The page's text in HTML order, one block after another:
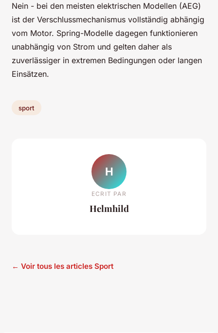
Nein - bei den meisten elektrischen Modellen (AEG)
ist der Verschlussmechanismus vollständig abhängig
vom Motor. Spring-Modelle dagegen funktionieren
unabhängig von Strom und gelten daher als
zuverlässiger in extremen Bedingungen oder langen
Einsätzen.
sport
H
ECRIT PAR
Helmhild
← Voir tous les articles Sport